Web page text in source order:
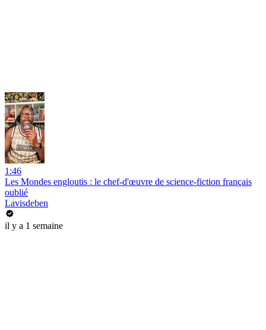
1:46
Les Mondes engloutis : le chef-d'œuvre de science-fiction français
oublié
Lavisdeben
il y a 1 semaine